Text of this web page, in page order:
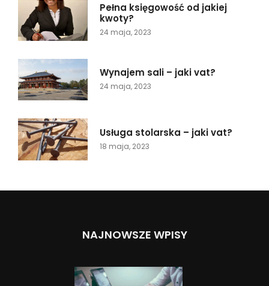
Pełna księgowość od jakiej
kwoty?
24 maja, 2023
Wynajem sali – jaki vat?
24 maja, 2023
Usługa stolarska – jaki vat?
18 maja, 2023
NAJNOWSZE WPISY